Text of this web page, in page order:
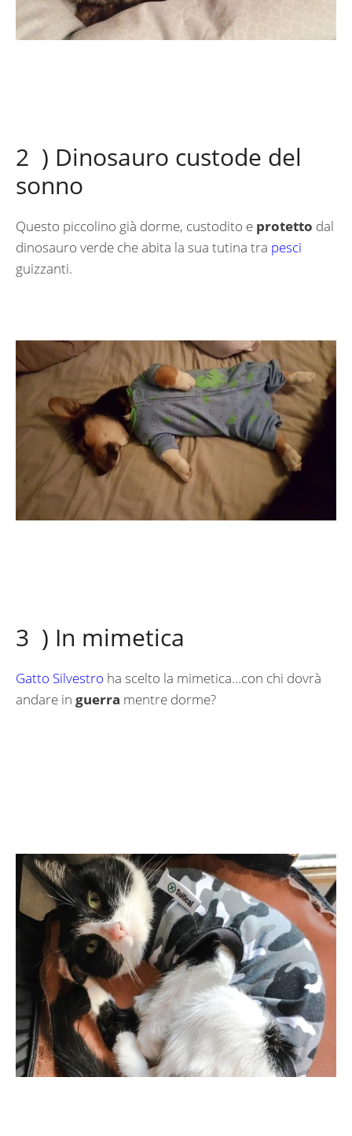
2 ) Dinosauro custode del
sonno
Questo piccolino già dorme, custodito e protetto dal
dinosauro verde che abita la sua tutina tra pesci
guizzanti.
3 ) In mimetica
Gatto Silvestro ha scelto la mimetica…con chi dovrà
andare in guerra mentre dorme?